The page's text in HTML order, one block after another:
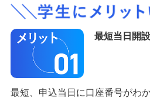
みずほ銀行について
最短当日開
最短、申込当日に口座番号がわ